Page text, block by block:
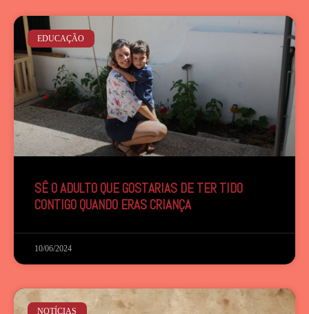
EDUCAÇÃO
SÊ O ADULTO QUE GOSTARIAS DE TER TIDO
CONTIGO QUANDO ERAS CRIANÇA
10/06/2024
NOTÍCIAS